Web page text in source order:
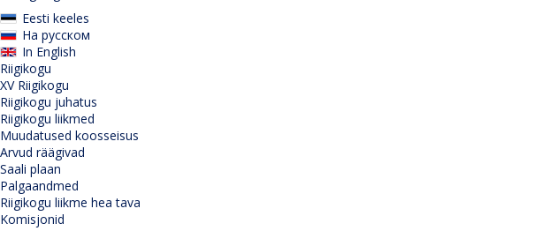
Eesti keeles
На русском
In English
Riigikogu
XV Riigikogu
Riigikogu juhatus
Riigikogu liikmed
Muudatused koosseisus
Arvud räägivad
Saali plaan
Palgaandmed
Riigikogu liikme hea tava
Komisjonid